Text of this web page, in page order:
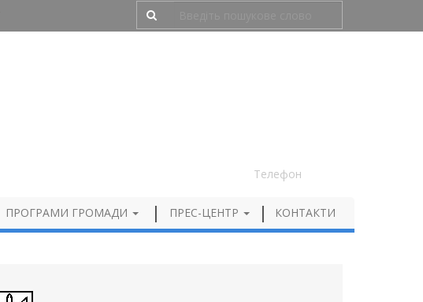
Телефон
ПРОГРАМИ ГРОМАДИ ПРЕС-ЦЕНТР КОНТАКТИ